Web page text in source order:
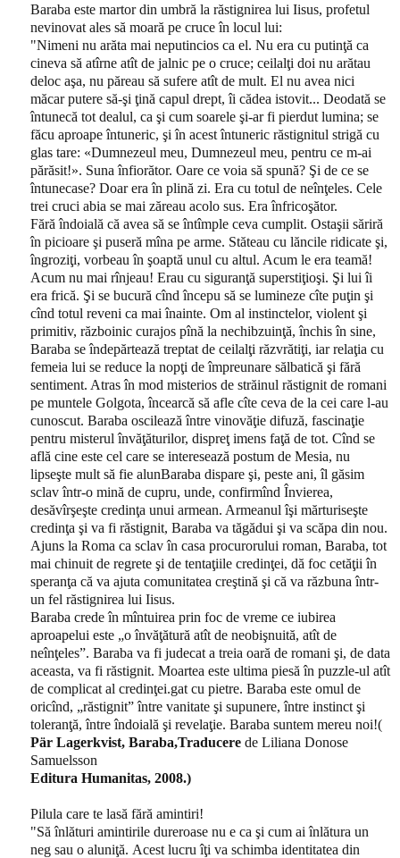
Baraba este martor din umbră la răstignirea lui Iisus, profetul
nevinovat ales să moară pe cruce în locul lui:
"Nimeni nu arăta mai neputincios ca el. Nu era cu putinţă ca
cineva să atîrne atît de jalnic pe o cruce; ceilalţi doi nu arătau
deloc aşa, nu păreau să sufere atît de mult. El nu avea nici
măcar putere să-şi ţină capul drept, îi cădea istovit... Deodată se
întunecă tot dealul, ca şi cum soarele şi-ar fi pierdut lumina; se
făcu aproape întuneric, şi în acest întuneric răstignitul strigă cu
glas tare: «Dumnezeul meu, Dumnezeul meu, pentru ce m-ai
părăsit!». Suna înfiorător. Oare ce voia să spună? Şi de ce se
întunecase? Doar era în plină zi. Era cu totul de neînţeles. Cele
trei cruci abia se mai zăreau acolo sus. Era înfricoşător.
Fără îndoială că avea să se întîmple ceva cumplit. Ostaşii săriră
în picioare şi puseră mîna pe arme. Stăteau cu lăncile ridicate şi,
îngroziţi, vorbeau în şoaptă unul cu altul. Acum le era teamă!
Acum nu mai rînjeau! Erau cu siguranţă superstiţioşi. Şi lui îi
era frică. Şi se bucură cînd începu să se lumineze cîte puţin şi
cînd totul reveni ca mai înainte. Om al instinctelor, violent şi
primitiv, războinic curajos pînă la nechibzuinţă, închis în sine,
Baraba se îndepărtează treptat de ceilalţi răzvrătiţi, iar relaţia cu
femeia lui se reduce la nopţi de împreunare sălbatică şi fără
sentiment. Atras în mod misterios de străinul răstignit de romani
pe muntele Golgota, încearcă să afle cîte ceva de la cei care l-au
cunoscut. Baraba oscilează între vinovăţie difuză, fascinaţie
pentru misterul învăţăturilor, dispreţ imens faţă de tot. Cînd se
află cine este cel care se interesează postum de Mesia, nu
lipseşte mult să fie alunBaraba dispare şi, peste ani, îl găsim
sclav într-o mină de cupru, unde, confirmînd Învierea,
desăvîrşeşte credinţa unui armean. Armeanul îşi mărturiseşte
credinţa şi va fi răstignit, Baraba va tăgădui şi va scăpa din nou.
Ajuns la Roma ca sclav în casa procurorului roman, Baraba, tot
mai chinuit de regrete şi de tentaţiile credinţei, dă foc cetăţii în
speranţa că va ajuta comunitatea creştină şi că va răzbuna într-
un fel răstignirea lui Iisus.
Baraba crede în mîntuirea prin foc de vreme ce iubirea
aproapelui este „o învăţătură atît de neobişnuită, atît de
neînţeles”. Baraba va fi judecat a treia oară de romani şi, de data
aceasta, va fi răstignit. Moartea este ultima piesă în puzzle-ul atît
de complicat al credinţei.gat cu pietre. Baraba este omul de
oricînd, „răstignit” între vanitate şi supunere, între instinct şi
toleranţă, între îndoială şi revelaţie. Baraba suntem mereu noi!(
Pär Lagerkvist, Baraba,Traducere de Liliana Donose
Samuelsson
Editura Humanitas, 2008.)
Pilula care te lasă fără amintiri!
"Să înlături amintirile dureroase nu e ca şi cum ai înlătura un
neg sau o aluniţă. Acest lucru îţi va schimba identitatea din